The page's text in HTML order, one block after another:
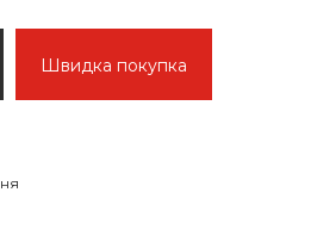
Швидка покупка